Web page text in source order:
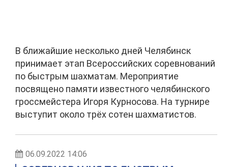
В ближайшие несколько дней Челябинск
принимает этап Всероссийских соревнований
по быстрым шахматам. Мероприятие
посвящено памяти известного челябинского
гроссмейстера Игоря Курносова. На турнире
выступит около трёх сотен шахматистов.
06.09.2022 14:06